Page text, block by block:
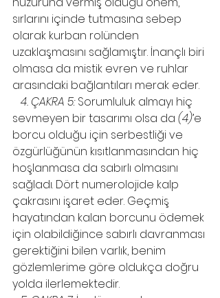
sırlarını içinde tutmasına sebep
olarak kurban rolünden
uzaklaşmasını sağlamıştır. İnançlı biri
olmasa da mistik evren ve ruhlar
arasındaki bağlantıları merak eder.
4. ÇAKRA 5: Sorumluluk almayı hiç
sevmeyen bir tasarımı olsa da (4)’e
borcu olduğu için serbestliği ve
özgürlüğünün kısıtlanmasından hiç
hoşlanmasa da sabırlı olmasını
sağladı. Dört numerolojide kalp
çakrasını işaret eder. Geçmiş
hayatından kalan borcunu ödemek
için olabildiğince sabırlı davranması
gerektiğini bilen varlık, benim
gözlemlerime göre oldukça doğru
yolda ilerlemektedir.